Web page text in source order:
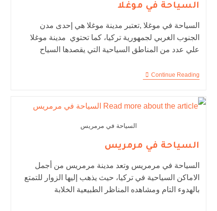
السياحة في موغلا
السياحة في موغلا ,تعتبر مدينة موغلا هي إحدى مدن
الجنوب الغربي لجمهورية تركيا، كما تحتوي مدينة موغلا
علي عدد من المناطق السياحية التي يقصدها السياح
Continue Reading
السياحة في مرمريس
السياحة في مرمريس
السياحة في مرمريس وتعد مدينة مرمريس من أجمل
الاماكن السياحية في تركيا، حيث يذهب إليها الزوار للتمتع
بالهدوء التام ومشاهده المناظر الطبيعية الخلابة